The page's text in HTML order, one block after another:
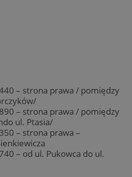
– strona prawa / pomiędzy
– strona prawa / pomiędzy
ul. Ptasia/
– strona prawa –
– od ul. Pukowca do ul.